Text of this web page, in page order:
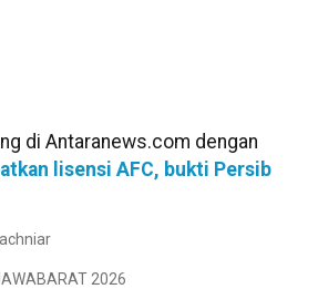
di Antaranews.com dengan
lisensi AFC, bukti Persib
2026